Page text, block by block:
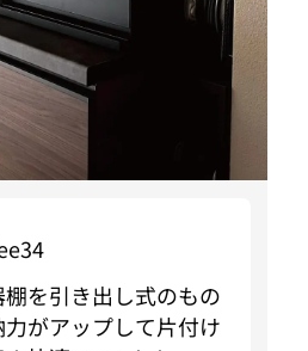
を引き出し式のもの
がアップして片付け